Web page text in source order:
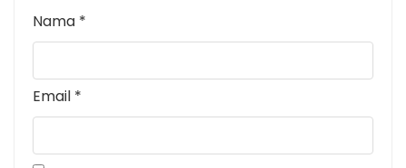
Nama *
Email *